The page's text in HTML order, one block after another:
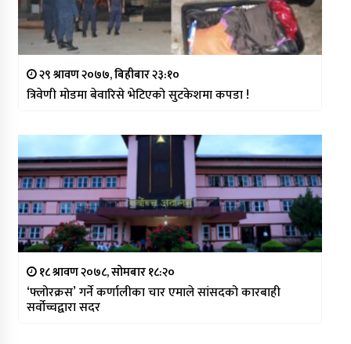
२९ श्रावण २०७७, बिहीबार २३:१०
त्रिवेणी मोडमा बेवारिसे भेटिएको सुटकेशमा कपडा !
१८ श्रावण २०७८, सोमबार १८:२०
‘फ्लोरक्रस’ गर्ने कर्णालीका चार एमाले सांसदको कारबाही
सर्वोच्चद्वारा सदर